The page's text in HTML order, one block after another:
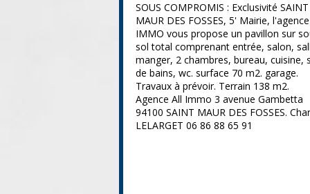
SOUS COMPROMIS : Exclusivité SAINT
MAUR DES FOSSES, 5' Mairie,
IMMO vous propose un pavillon sur
sol total comprenant entrée, salon,
manger, 2 chambres, bureau, cuisine,
de bains, wc. surface 70 m2. garage.
Travaux à prévoir. Terrain 138 m2.
Agence All Immo 3 avenue Gambetta
94100 SAINT MAUR DES FOSSES.
LELARGET 06 86 88 65 91